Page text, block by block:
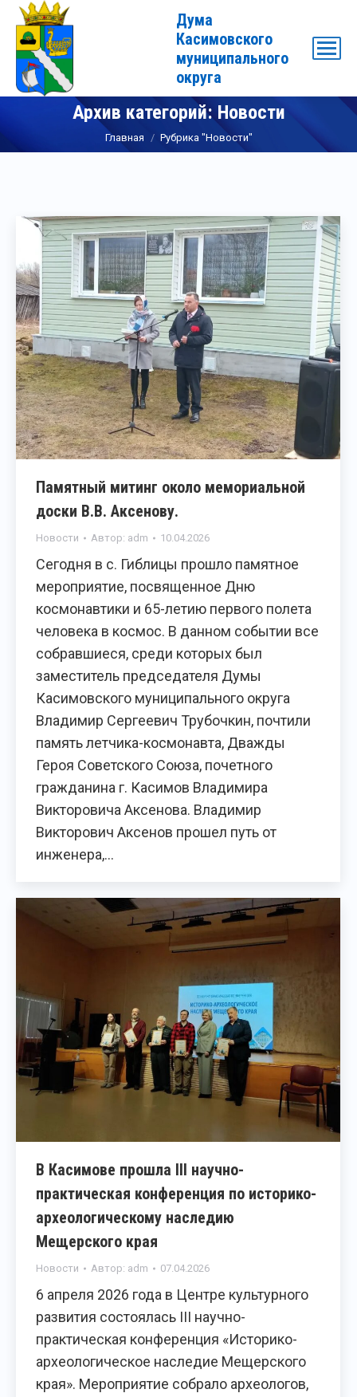
Дума
Касимовского
муниципального
округа
Архив категорий: Новости
Вы здесь:
Главная Рубрика "Новости"
Памятный митинг около мемориальной
доски В.В. Аксенову.
Новости Автор: adm 10.04.2026
Сегодня в с. Гиблицы прошло памятное
мероприятие, посвященное Дню
космонавтики и 65-летию первого полета
человека в космос. В данном событии все
собравшиеся, среди которых был
заместитель председателя Думы
Касимовского муниципального округа
Владимир Сергеевич Трубочкин, почтили
память летчика-космонавта, Дважды
Героя Советского Союза, почетного
гражданина г. Касимов Владимира
Викторовича Аксенова. Владимир
Викторович Аксенов прошел путь от
инженера,…
В Касимове прошла III научно-
практическая конференция по историко-
археологическому наследию
Мещерского края
Новости Автор: adm 07.04.2026
6 апреля 2026 года в Центре культурного
развития состоялась III научно-
практическая конференция «Историко-
археологическое наследие Мещерского
края». Мероприятие собрало археологов,